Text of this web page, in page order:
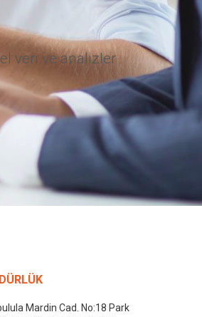
veri ve analizler
Mardin Cad. No:18 Park